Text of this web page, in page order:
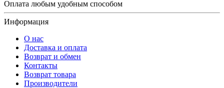
Оплата любым удобным способом
Информация
О нас
Доставка и оплата
Возврат и обмен
Контакты
Возврат товара
Производители